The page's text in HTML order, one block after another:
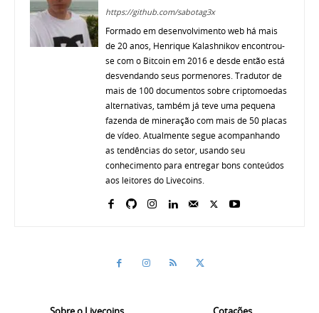
https://github.com/sabotag3x
Formado em desenvolvimento web há mais
de 20 anos, Henrique Kalashnikov encontrou-
se com o Bitcoin em 2016 e desde então está
desvendando seus pormenores. Tradutor de
mais de 100 documentos sobre criptomoedas
alternativas, também já teve uma pequena
fazenda de mineração com mais de 50 placas
de vídeo. Atualmente segue acompanhando
as tendências do setor, usando seu
conhecimento para entregar bons conteúdos
aos leitores do Livecoins.